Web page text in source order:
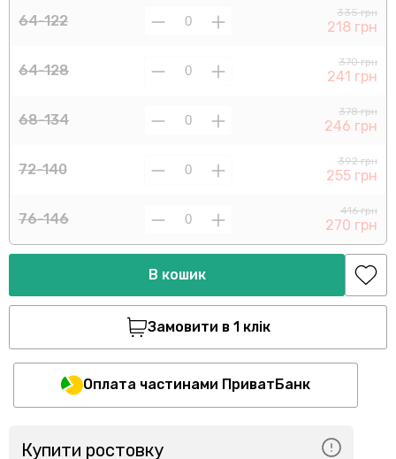
64-122
64-128
68-134
72-140
76-146
335 грн
218 грн
370 грн
241 грн
378 грн
246 грн
392 грн
255 грн
416 грн
270 грн
В кошик
Замовити в 1 клік
Оплата частинами ПриватБанк
Купити ростовку